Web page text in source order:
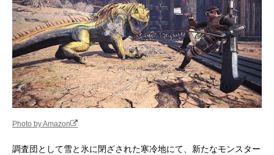
Photo by Amazon
調査団として雪と氷に閉ざされた寒冷地にて、新たなモンスター